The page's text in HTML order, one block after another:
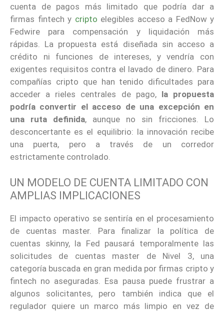
cuenta de pagos más limitado que podría dar a
firmas fintech y cripto elegibles acceso a FedNow y
Fedwire para compensación y liquidación más
rápidas. La propuesta está diseñada sin acceso a
crédito ni funciones de intereses, y vendría con
exigentes requisitos contra el lavado de dinero. Para
compañías cripto que han tenido dificultades para
acceder a rieles centrales de pago, la propuesta
podría convertir el acceso de una excepción en
una ruta definida, aunque no sin fricciones. Lo
desconcertante es el equilibrio: la innovación recibe
una puerta, pero a través de un corredor
estrictamente controlado.
UN MODELO DE CUENTA LIMITADO CON
AMPLIAS IMPLICACIONES
El impacto operativo se sentiría en el procesamiento
de cuentas master. Para finalizar la política de
cuentas skinny, la Fed pausará temporalmente las
solicitudes de cuentas master de Nivel 3, una
categoría buscada en gran medida por firmas cripto y
fintech no aseguradas. Esa pausa puede frustrar a
algunos solicitantes, pero también indica que el
regulador quiere un marco más limpio en vez de